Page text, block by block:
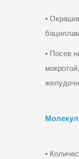
•
• Посев
•